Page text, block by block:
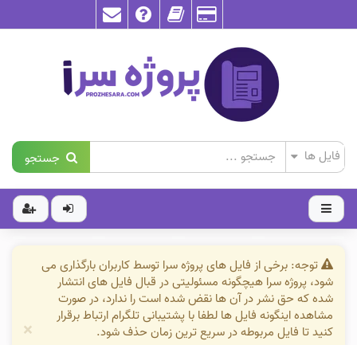
جستجو
توجه: برخی از فایل های پروژه سرا توسط کاربران بارگذاری می
شود، پروژه سرا هیچگونه مسئولیتی در قبال فایل های انتشار
شده که حق نشر در آن ها نقض شده است را ندارد، در صورت
مشاهده اینگونه فایل ها لطفا با پشتیبانی تلگرام ارتباط برقرار
کنید تا فایل مربوطه در سریع ترین زمان حذف شود.
×